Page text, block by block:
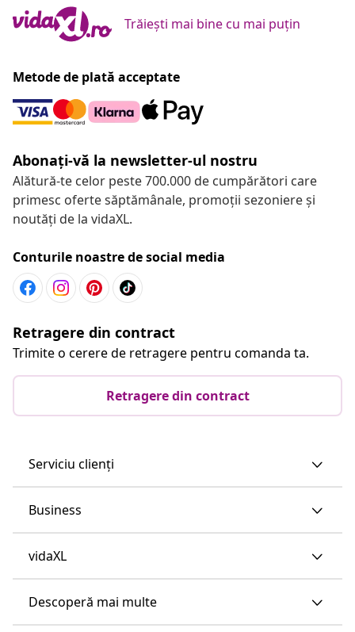
Trăiești mai bine cu mai puțin
Metode de plată acceptate
Abonați-vă la newsletter-ul nostru
Alătură-te celor peste 700.000 de cumpărători care
primesc oferte săptămânale, promoții sezoniere și
noutăți de la vidaXL.
Conturile noastre de social media
Retragere din contract
Trimite o cerere de retragere pentru comanda ta.
Retragere din contract
Serviciu clienți
Business
vidaXL
Descoperă mai multe